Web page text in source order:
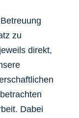
zu
direkt,
Dabei